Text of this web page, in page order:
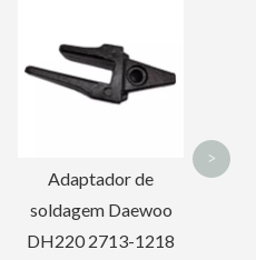
Adaptador de
soldagem Daewoo
DH220 2713-1218
>